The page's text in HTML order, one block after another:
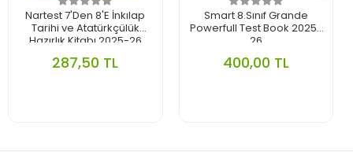
Nartest 7'Den 8'E İnkılap
Tarihi ve Atatürkçülük
Hazırlık Kitabı 2025-26
287,50 TL
Smart 8.Sınıf Grande
Powerfull Test Book 2025-
26
400,00 TL